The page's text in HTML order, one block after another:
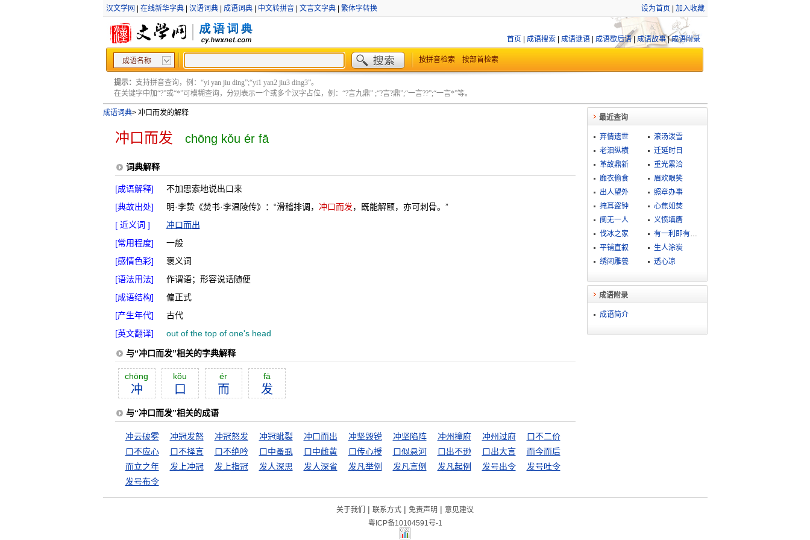
汉文学网 在线新华字典| 汉语词典| 成语词典| 中文转拼音| 文言文字典| 繁体字转换 设为首页 加入收藏
首页 成语搜索| 成语谜语| 成语歇后语| 成语故事|成语附录
成语名称 按拼音检索 按部首检索
提示： 支持拼音查询，例：“yi yan jiu ding”;“yi1 yan2 jiu3 ding3”。
在关键字中加“?”或“*”可模糊查询，分别表示一个或多个汉字占位，例：“?言九鼎” ;“?言?鼎”;“一言??”;“一言*”等。
成语词典>冲口而发的解释
冲口而发 chōng kǒu ér fā
词典解释
[成语解释]
不加思索地说出口来
[典故出处]
明·李贽《焚书·李温陵传》：“滑稽排调， 冲口而发，既能解颐，亦可刺骨。”
[ 近义词 ]
冲口而出
[常用程度]
一般
[感情色彩]
褒义词
[语法用法]
作谓语；形容说话随便
[成语结构]
偏正式
[产生年代]
古代
[英文翻译]
out of the top of one's head
与“冲口而发”相关的字典解释
chōng
冲
kŏu
口
ér
而
fā
发
与“冲口而发”相关的成语
冲云破雾 冲冠发怒 冲冠怒发 冲冠眦裂 冲口而出 冲坚毁锐 冲坚陷阵 冲州撞府 冲州过府
口不二价
口不应心
口不择言 口不绝吟 口中蚤虱 口中雌黄 口传心授 口似悬河 口出不逊 口出大言
而今而后
而立之年
发上冲冠 发上指冠 发人深思 发人深省 发凡举例 发凡言例 发凡起例 发号出令
发号吐令
发号布令
最近查询
弃情遗世
滚汤泼雪
老泪纵横
迁延时日
革故鼎新
重光累洽
靡衣偷食
眉欢眼笑
出人望外
照章办事
掩耳盗钟
心焦如焚
阒无一人
义愤填膺
伐冰之家
有一利即有一弊
平铺直叙
生人涂炭
绣闼雕甍
透心凉
成语附录
成语简介
关于我们 | 联系方式 | 免责声明 | 意见建议
粤ICP备10104591号-1